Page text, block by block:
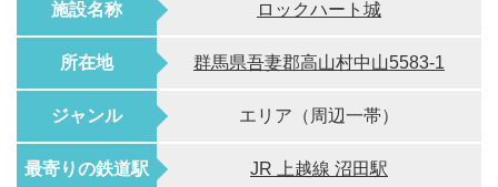
施設名称 ロックハート城
所在地 群馬県吾妻郡高山村中山5583-1
ジャンル エリア（周辺一帯）
最寄りの鉄道駅 JR 上越線 沼田駅